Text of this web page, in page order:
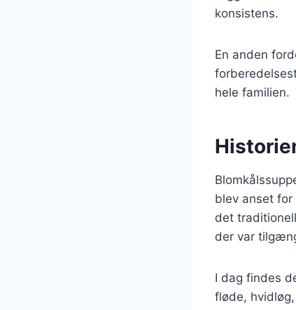
konsistens.
En anden
hele familien.
blev anset
det
der var
I dag findes
fløde,